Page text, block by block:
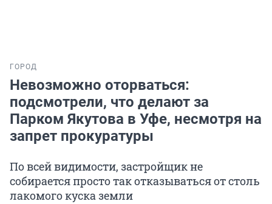
ГОРОД
Невозможно оторваться:
подсмотрели, что делают за
Парком Якутова в Уфе, несмотря на
запрет прокуратуры
По всей видимости, застройщик не
собирается просто так отказываться от столь
лакомого куска земли